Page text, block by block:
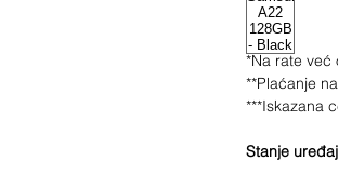
*Na rate već
**Plaćanje
***Iskazana
Stanje